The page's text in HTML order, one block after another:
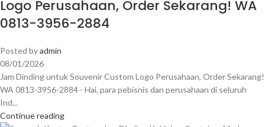
Logo Perusahaan, Order Sekarang! WA
0813-3956-2884
Posted byadmin
08/01/2026
Jam Dinding untuk Souvenir Custom Logo Perusahaan, Order Sekarang!
WA 0813-3956-2884 - Hai, para pebisnis dan perusahaan di seluruh
Ind...
Continue reading